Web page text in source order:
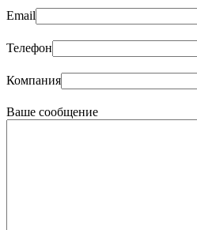
Email
Телефон
Компания
Ваше сообщение